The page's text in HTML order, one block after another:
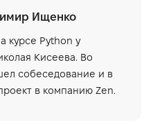
Ищенко
курсе Python у
Кисеева. Во
собеседование и в
в компанию Zen.